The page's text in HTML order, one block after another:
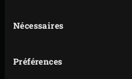
duNécessaires
Préférences
arômes.
(piment rouge,